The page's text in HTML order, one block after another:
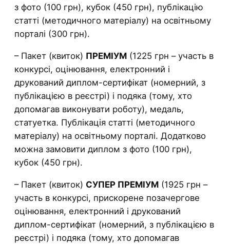
з фото (100 грн), кубок (450 грн), публікацію
статті (методичного матеріалу) на освітньому
порталі (300 грн).
– Пакет (квиток) ПРЕМІУМ (1225 грн – участь в
конкурсі, оцінювання, електронний і
друкований диплом-сертифікат (номерний, з
публікацією в реєстрі) і подяка (тому, хто
допомагав виконувати роботу), медаль,
статуетка. Публікація статті (методичного
матеріалу) на освітньому порталі. Додатково
можна замовити диплом з фото (100 грн),
кубок (450 грн).
– Пакет (квиток) СУПЕР ПРЕМІУМ (1925 грн –
участь в конкурсі, прискорене позачергове
оцінювання, електронний і друкований
диплом-сертифікат (номерний, з публікацією в
реєстрі) і подяка (тому, хто допомагав